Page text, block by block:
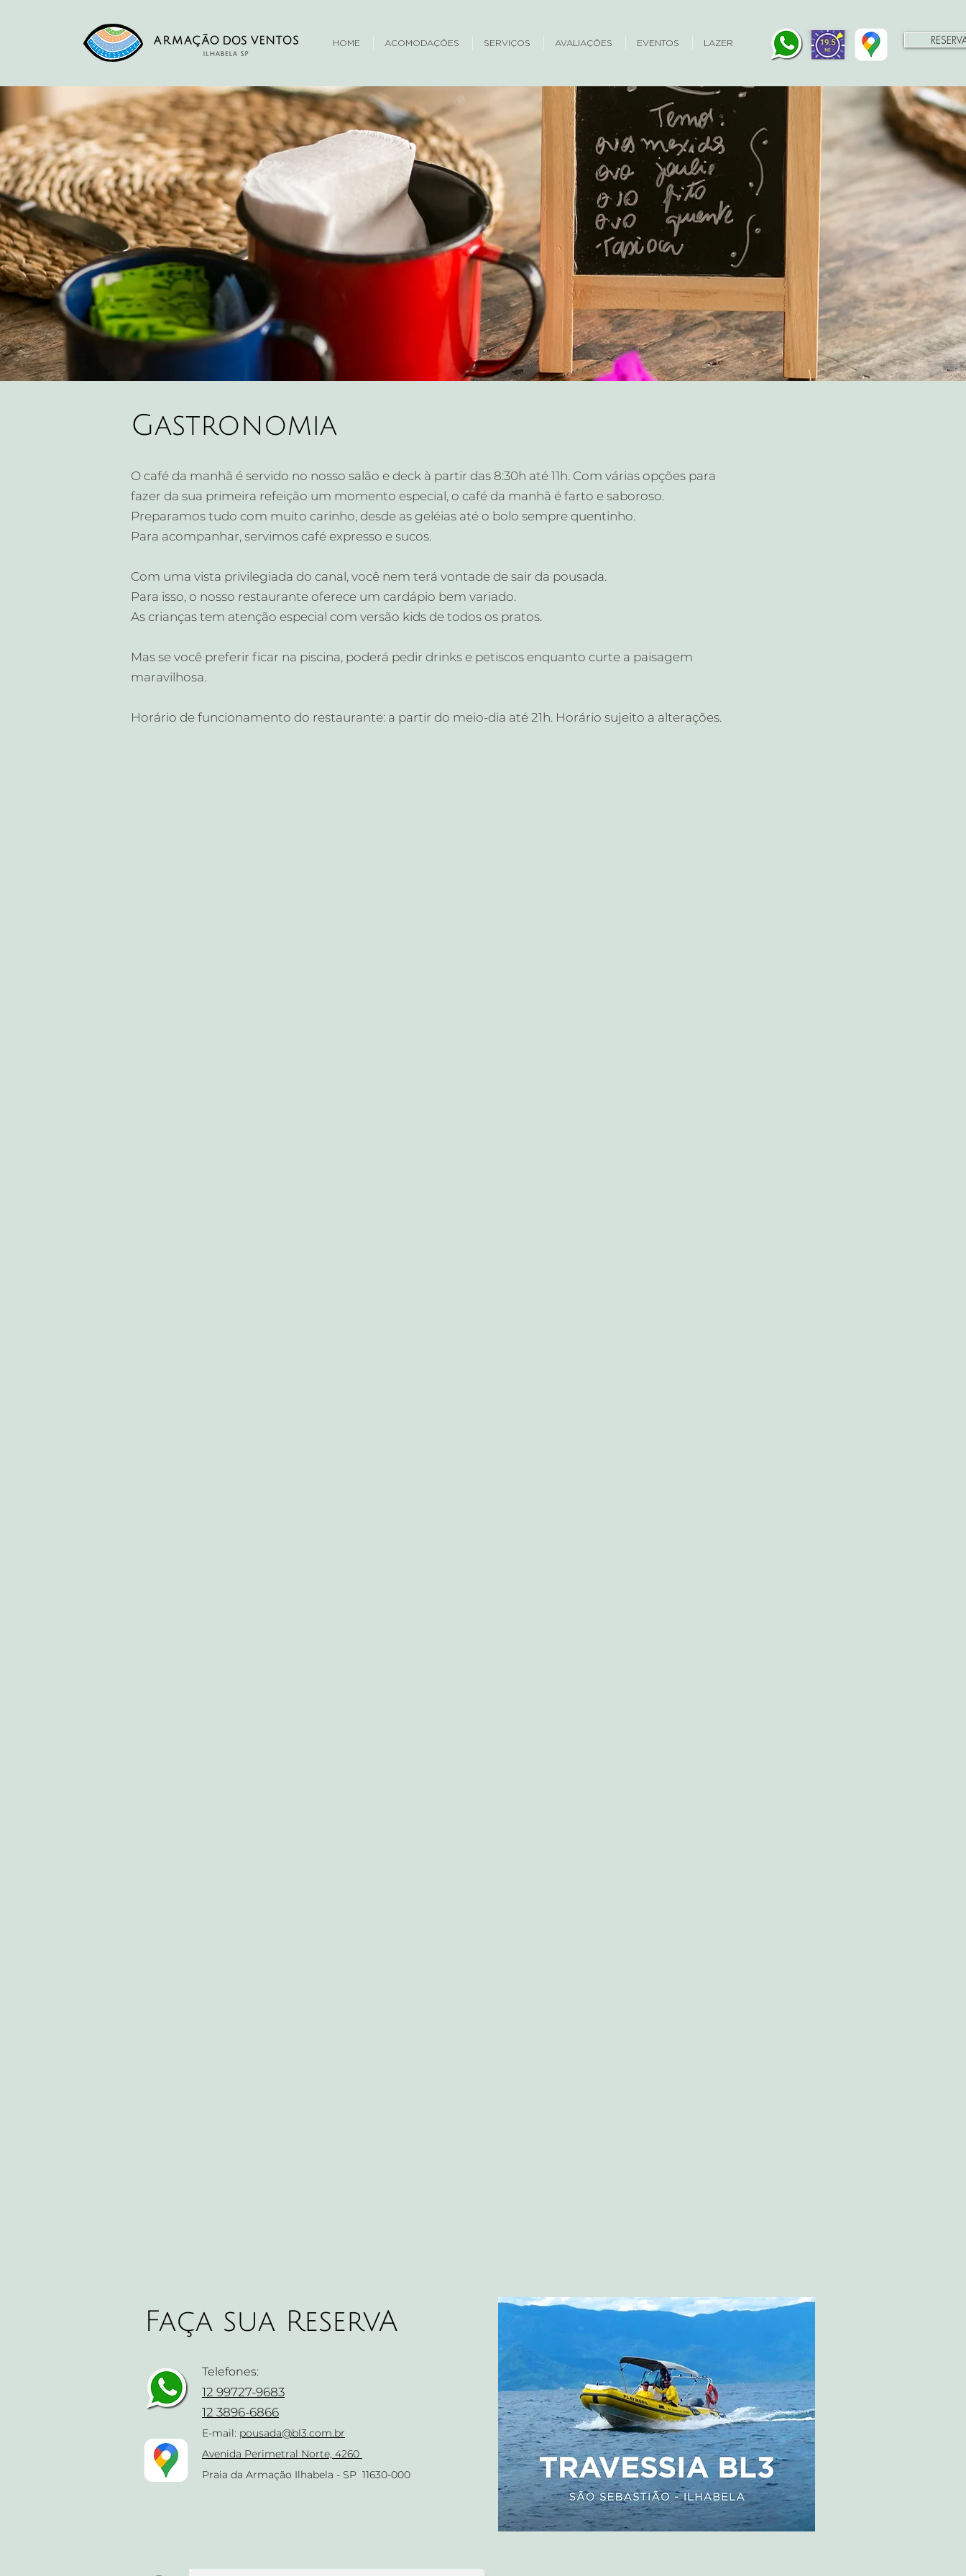
HOME ACOMODAÇÕES SERVIÇOS AVALIAÇÕES EVENTOS LAZER
Gastronomia
O café da manhã é servido no nosso salão e deck à partir das 8:30h até 11h. Com várias opções para
fazer da sua primeira refeição um momento especial, o café da manhã é farto e saboroso.
Preparamos tudo com muito carinho, desde as geléias até o bolo sempre quentinho.
Para acompanhar, servimos café expresso e sucos.
Com uma vista privilegiada do canal, você nem terá vontade de sair da pousada.
Para isso, o nosso restaurante oferece um cardápio bem variado.
As crianças tem atenção especial com versão kids de todos os pratos.
Mas se você preferir ficar na piscina, poderá pedir drinks e petiscos enquanto curte a paisagem
maravilhosa.
Horário de funcionamento do restaurante: a partir do meio-dia até 21h. Horário sujeito a alterações.
Faça sua ReservA
Telefones:
12 99727-9683
12 3896-6866
E-mail: pousada@bl3.com.br
Avenida Perimetral Norte, 4260
Praia da Armação Ilhabela - SP 11630-000